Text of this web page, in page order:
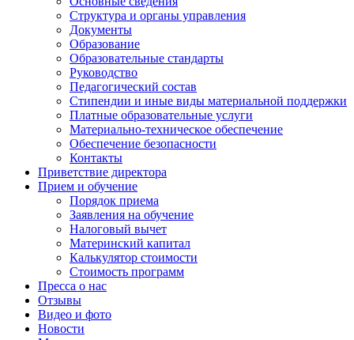
Структура и органы управления
Документы
Образование
Образовательные стандарты
Руководство
Педагогический состав
Стипендии и иные виды материальной поддержки
Платные образовательные услуги
Материально-техническое обеспечение
Обеспечение безопасности
Контакты
Приветствие директора
Прием и обучение
Порядок приема
Заявления на обучение
Налоговый вычет
Материнский капитал
Калькулятор стоимости
Стоимость программ
Пресса о нас
Отзывы
Видео и фото
Новости